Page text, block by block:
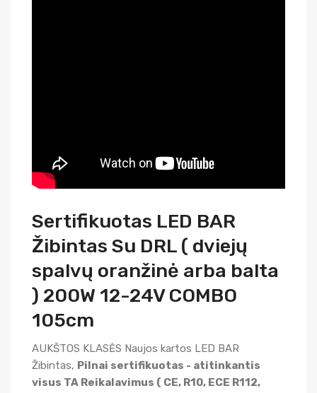
Sertifikuotas LED BAR
Žibintas Su DRL ( dviejų
spalvų oranžinė arba balta
) 200W 12-24V COMBO
105cm
AUKŠTOS KLASĖS Naujos kartos LED BAR
Žibintas, Pilnai sertifikuotas - atitinkantis
visus TA Reikalavimus ( CE, R10, ECE R112,